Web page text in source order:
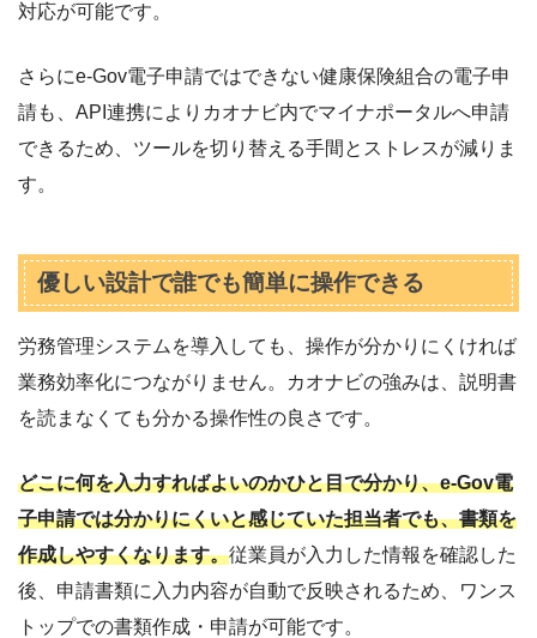
対応が可能です。
さらにe-Gov電子申請ではできない健康保険組合の電子申
請も、API連携によりカオナビ内でマイナポータルへ申請
できるため、ツールを切り替える手間とストレスが減りま
す。
優しい設計で誰でも簡単に操作できる
労務管理システムを導入しても、操作が分かりにくければ
業務効率化につながりません。カオナビの強みは、説明書
を読まなくても分かる操作性の良さです。
どこに何を入力すればよいのかひと目で分かり、e-Gov電
子申請では分かりにくいと感じていた担当者でも、書類を
作成しやすくなります。従業員が入力した情報を確認した
後、申請書類に入力内容が自動で反映されるため、ワンス
トップでの書類作成・申請が可能です。